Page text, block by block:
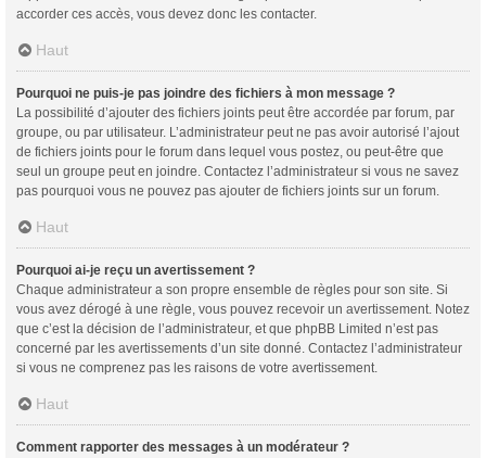
accorder ces accès, vous devez donc les contacter.
Haut
Pourquoi ne puis-je pas joindre des fichiers à mon message ?
La possibilité d’ajouter des fichiers joints peut être accordée par forum, par
groupe, ou par utilisateur. L’administrateur peut ne pas avoir autorisé l’ajout
de fichiers joints pour le forum dans lequel vous postez, ou peut-être que
seul un groupe peut en joindre. Contactez l’administrateur si vous ne savez
pas pourquoi vous ne pouvez pas ajouter de fichiers joints sur un forum.
Haut
Pourquoi ai-je reçu un avertissement ?
Chaque administrateur a son propre ensemble de règles pour son site. Si
vous avez dérogé à une règle, vous pouvez recevoir un avertissement. Notez
que c’est la décision de l’administrateur, et que phpBB Limited n’est pas
concerné par les avertissements d’un site donné. Contactez l’administrateur
si vous ne comprenez pas les raisons de votre avertissement.
Haut
Comment rapporter des messages à un modérateur ?